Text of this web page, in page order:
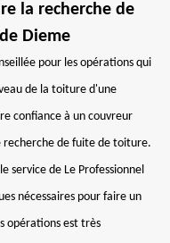
la recherche de
Dieme
pour les opérations qui
de la toiture d'une
confiance à un couvreur
recherche de fuite de toiture.
service de Le Professionnel
nécessaires pour faire un
opérations est très